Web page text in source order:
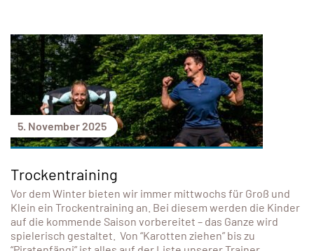
5. November 2025
Trockentraining
Vor dem Winter bieten wir immer mittwochs für Groß und
Klein ein Trockentraining an. Bei diesem werden die Kinder
auf die kommende Saison vorbereitet – das Ganze wird
spielerisch gestaltet. Von “Karotten ziehen” bis zu